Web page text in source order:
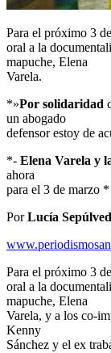
Para el próximo 3
oral a la
mapuche, Elena
Varela.
*»Por solidaridad
un abogado
defensor estoy de
*- Elena Varela y
ahora
para el 3 de marzo *
PorLucía
Para el próximo 3
oral a la
mapuche, Elena
Varela, y a los co-
Kenny
Sánchez y el ex